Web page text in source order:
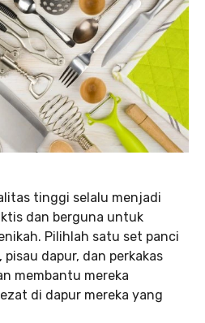
tinggi selalu menjadi
dan berguna untuk
Pilihlah satu set panci
dapur, dan perkakas
membantu mereka
di dapur mereka yang